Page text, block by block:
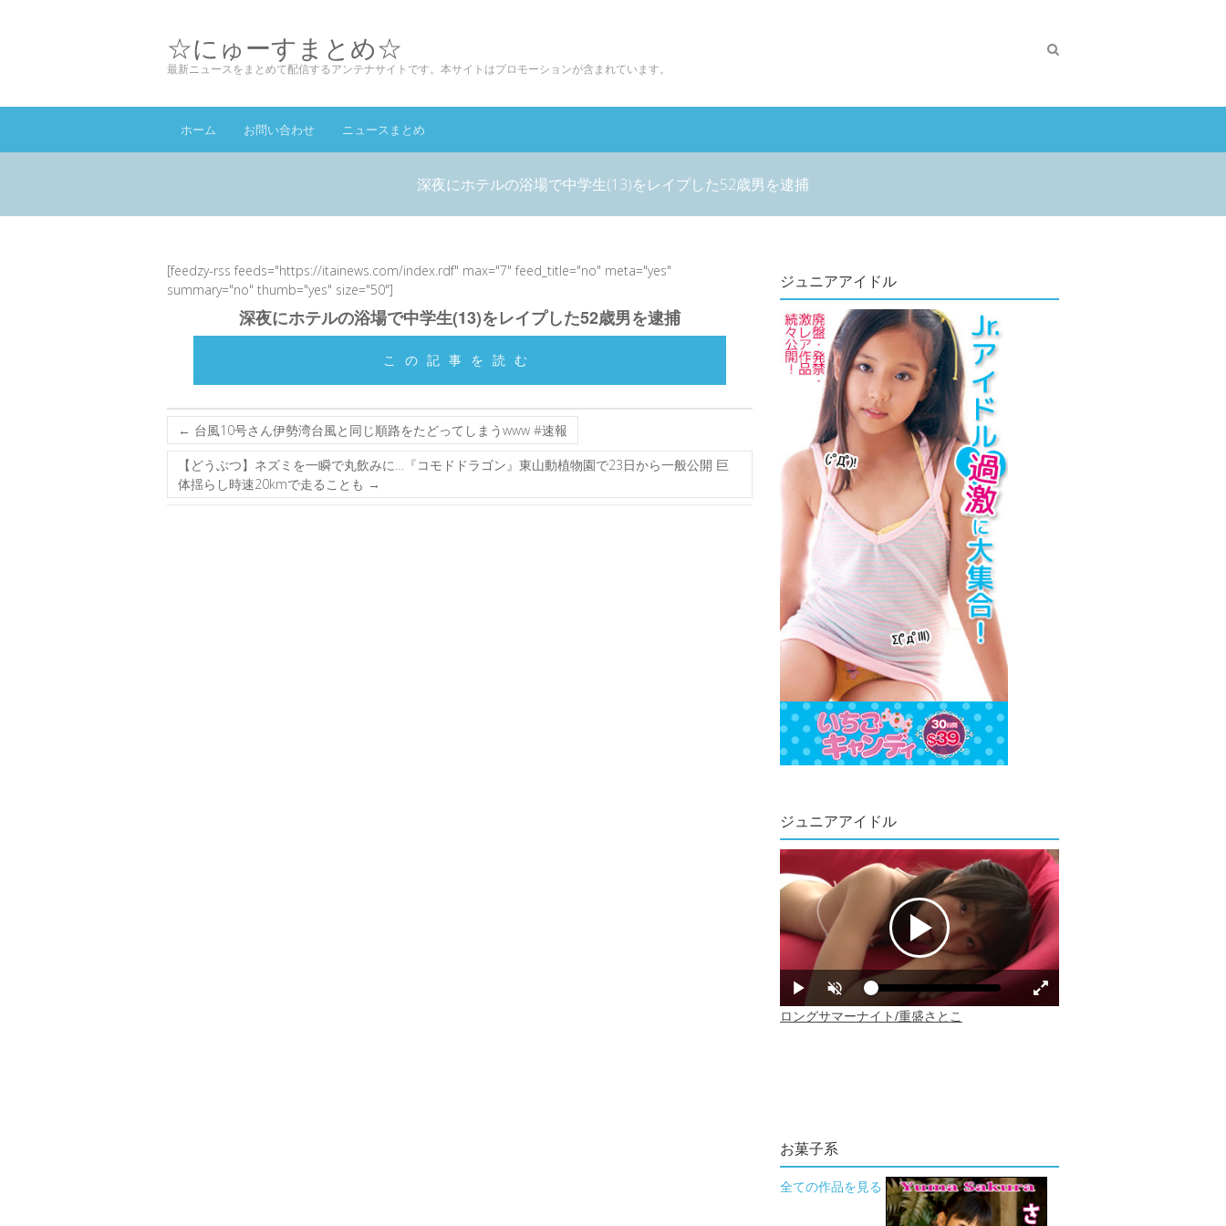
☆にゅーすまとめ☆
最新ニュースをまとめて配信するアンテナサイトです。本サイトはプロモーションが含まれています。
ホーム お問い合わせ ニュースまとめ
深夜にホテルの浴場で中学生(13)をレイプした52歳男を逮捕
[feedzy-rss feeds="https://itainews.com/index.rdf" max="7" feed_title="no" meta="yes"
summary="no" thumb="yes" size="50"]
深夜にホテルの浴場で中学生(13)をレイプした52歳男を逮捕
この記事を読む
← 台風10号さん伊勢湾台風と同じ順路をたどってしまうwww #速報
【どうぶつ】ネズミを一瞬で丸飲みに…『コモドドラゴン』東山動植物園で23日から一般公開 巨
体揺らし時速20kmで走ることも →
ジュニアアイドル
ジュニアアイドル
お菓子系
全ての作品を見る